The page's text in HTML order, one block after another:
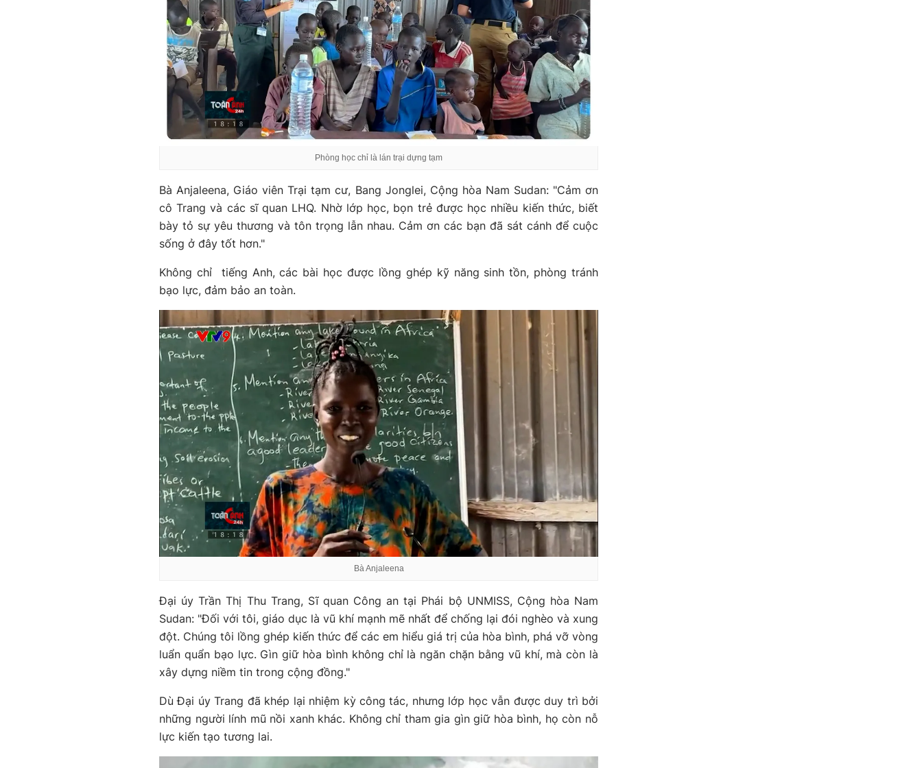
Phòng học chỉ là lán trại dựng tạm
Bà Anjaleena, Giáo viên Trại tạm cư, Bang Jonglei, Cộng hòa Nam Sudan: "Cảm ơn
cô Trang và các sĩ quan LHQ. Nhờ lớp học, bọn trẻ được học nhiều kiến thức, biết
bày tỏ sự yêu thương và tôn trọng lẫn nhau. Cảm ơn các bạn đã sát cánh để cuộc
sống ở đây tốt hơn."
Không chỉ tiếng Anh, các bài học được lồng ghép kỹ năng sinh tồn, phòng tránh
bạo lực, đảm bảo an toàn.
Bà Anjaleena
Đại úy Trần Thị Thu Trang, Sĩ quan Công an tại Phái bộ UNMISS, Cộng hòa Nam
Sudan: "Đối với tôi, giáo dục là vũ khí mạnh mẽ nhất để chống lại đói nghèo và xung
đột. Chúng tôi lồng ghép kiến thức để các em hiểu giá trị của hòa bình, phá vỡ vòng
luẩn quẩn bạo lực. Gìn giữ hòa bình không chỉ là ngăn chặn bằng vũ khí, mà còn là
xây dựng niềm tin trong cộng đồng."
Dù Đại úy Trang đã khép lại nhiệm kỳ công tác, nhưng lớp học vẫn được duy trì bởi
những người lính mũ nồi xanh khác. Không chỉ tham gia gìn giữ hòa bình, họ còn nỗ
lực kiến tạo tương lai.